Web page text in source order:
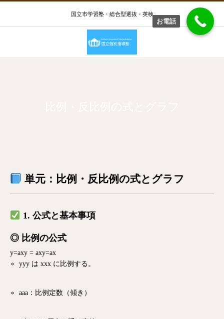
国立市学習塾・総合型選抜・英検
単元：比例・反比例の式とグラフ
1. 公式と基本事項
◎ 比例の公式
y=axy = axy=ax
yyy はxxx に比例する。
aaa ：比例定数（傾き）
お電話